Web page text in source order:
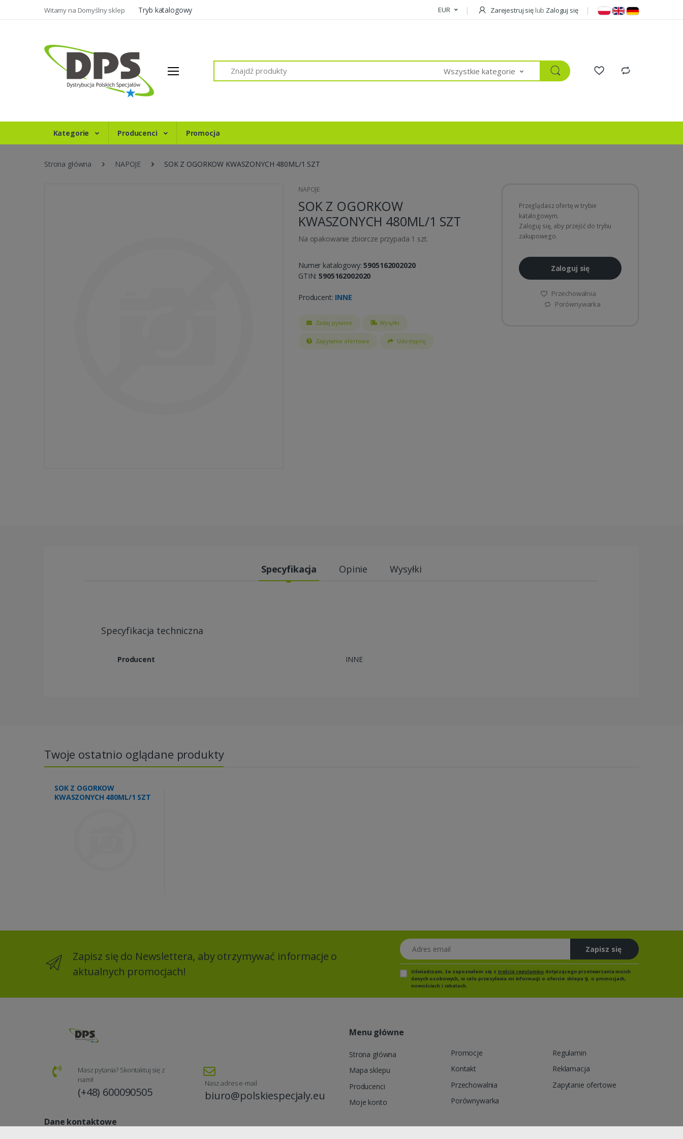
Witamy na Domyślny sklep Tryb katalogowy EUR Zarejestruj się lub Zaloguj się
Wszystkie kategorie
Kategorie Producenci Promocja
Strona główna NAPOJE SOK Z OGORKOW KWASZONYCH 480ML/1 SZT
NAPOJE
SOK Z OGORKOW
KWASZONYCH 480ML/1 SZT
Na opakowanie zbiorcze przypada 1 szt.
Numer katalogowy:5905162002020
GTIN:5905162002020
Producent: INNE
Zadaj pytanie Wysyłki
Zapytanie ofertowe Udostępnij
Przeglądasz ofertę w trybie
katalogowym.
Zaloguj się, aby przejść do trybu
zakupowego.
Zaloguj się
Przechowalnia
Porównywarka
Specyfikacja Opinie Wysyłki
Specyfikacja techniczna
Producent INNE
Twoje ostatnio oglądane produkty
SOK Z OGORKOW
KWASZONYCH 480ML/1 SZT
Zapisz się do Newslettera, aby otrzymywać informacje o
aktualnych promocjach!
Adres email
Zapisz się
Oświadczam, że zapoznałem się z treścią regulaminu dotyczącego przetwarzania moich
danych osobowych, w celu przesyłania mi informacji o ofercie sklepu tj. o promocjach,
nowościach i rabatach.
Masz pytania? Skontaktuj się z
nami!
(+48) 600090505
Nasz adres e-mail
biuro@polskiespecjaly.eu
Dane kontaktowe
Menu główne
Strona główna
Mapa sklepu
Producenci
Moje konto
Promocje
Kontakt
Przechowalnia
Porównywarka
Regulamin
Reklamacja
Zapytanie ofertowe